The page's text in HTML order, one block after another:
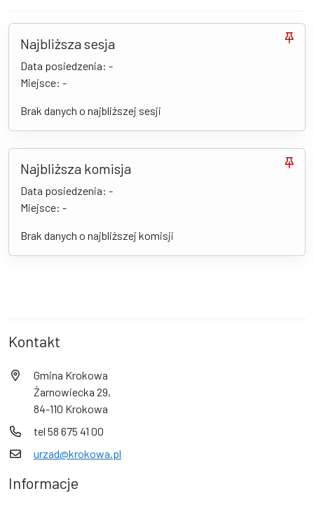
Najbliższa sesja
Data posiedzenia: -
Miejsce: -
Brak danych o najbliższej sesji
Najbliższa komisja
Data posiedzenia: -
Miejsce: -
Brak danych o najbliższej komisji
Kontakt
Gmina Krokowa
Żarnowiecka 29,
84-110 Krokowa
tel 58 675 41 00
urzad@krokowa.pl
Informacje